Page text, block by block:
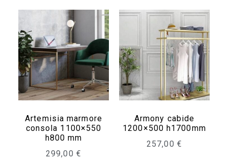
Artemisia marmore
consola 1100×550
h800 mm
299,00 €
Armony cabide
1200×500 h1700mm
257,00 €